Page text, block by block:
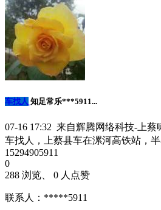
车找人 知足常乐***5911...
07-16 17:32 来自辉腾网络科技-上蔡
车找人，上蔡县车在漯河高铁站，
15294905911
0
288 浏览、 0 人点赞
联系人：*****5911